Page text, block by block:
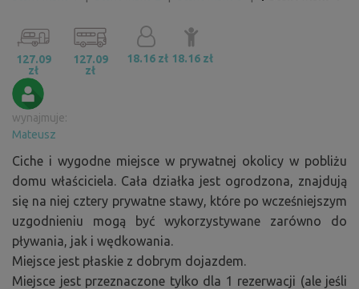
127.09
zł
127.09
zł
18.16 zł 18.16 zł
wynajmuje:
Mateusz
Ciche i wygodne miejsce w prywatnej okolicy w pobliżu
domu właściciela. Cała działka jest ogrodzona, znajdują
się na niej cztery prywatne stawy, które po wcześniejszym
uzgodnieniu mogą być wykorzystywane zarówno do
pływania, jak i wędkowania.
Miejsce jest płaskie z dobrym dojazdem.
Miejsce jest przeznaczone tylko dla 1 rezerwacji (ale jeśli